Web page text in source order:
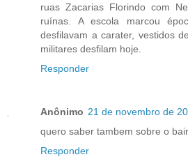
ruas Zacarias Florindo com
ruínas. A escola marcou
desfilavam a carater, vestidos
militares desfilam hoje.
Responder
Anônimo 21 de novembro de
quero saber tambem sobre o
Responder